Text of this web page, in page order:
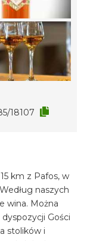
18107
km z Pafos, w
naszych
wina. Można
Gości
stolików i